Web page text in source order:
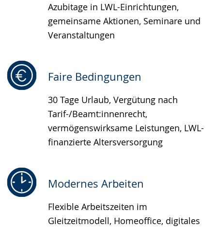
Azubitage in LWL-Einrichtungen,
gemeinsame Aktionen, Seminare und
Veranstaltungen
Faire Bedingungen
30 Tage Urlaub, Vergütung nach
Tarif-/Beamt:innenrecht,
vermögenswirksame Leistungen, LWL-
finanzierte Altersversorgung
Modernes Arbeiten
Flexible Arbeitszeiten im
Gleitzeitmodell, Homeoffice, digitales